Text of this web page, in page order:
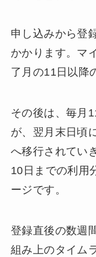
申し込みから登
かかります。マ
了月の11日以降
その後は、毎月
が、翌月末日頃
へ移行されてい
10日までの利用
ージです。
登録直後の数週
組み上のタイム